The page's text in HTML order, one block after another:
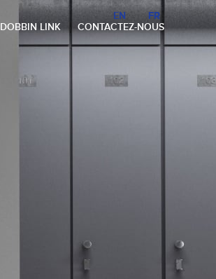
EN
FR
DOBBIN LINK CONTACTEZ-NOUS
EN FR